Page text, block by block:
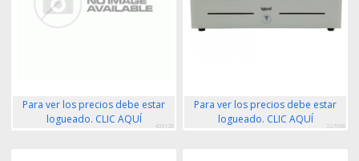
Para ver los precios debe estar
logueado. CLIC AQUÍ
405128
Para ver los precios debe estar
logueado. CLIC AQUÍ
227088